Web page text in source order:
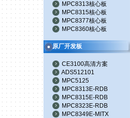
MPC8313核心板
MPC8315核心板
MPC8377核心板
MPC8360核心板
原厂开发板
CE3100高清方案
ADS512101
MPC5125
MPC8313E-RDB
MPC8315E-RDB
MPC8323E-RDB
MPC8349E-MITX